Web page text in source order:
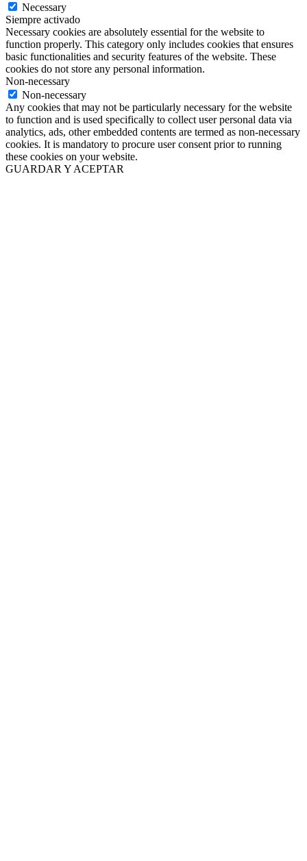
Necessary
Siempre activado
Necessary cookies are absolutely essential for the website to
function properly. This category only includes cookies that ensures
basic functionalities and security features of the website. These
cookies do not store any personal information.
Non-necessary
Non-necessary
Any cookies that may not be particularly necessary for the website
to function and is used specifically to collect user personal data via
analytics, ads, other embedded contents are termed as non-necessary
cookies. It is mandatory to procure user consent prior to running
these cookies on your website.
GUARDAR Y ACEPTAR